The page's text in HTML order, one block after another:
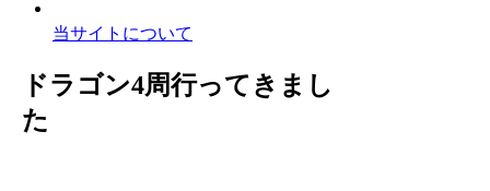
当サイトについて
ドラゴン4周行ってきまし
た